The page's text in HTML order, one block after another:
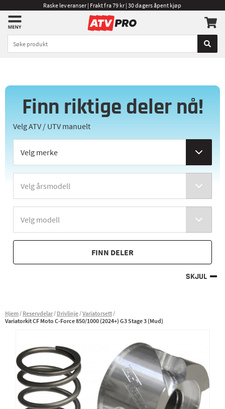
Raske leveranser | Frakt fra 79 kr | 30 dagers åpent kjøp
Finn riktige deler nå!
Velg ATV / UTV manuelt
FINN DELER
SKJUL
Hjem Reservdelar Drivlinje Variatorsett
Variatorkit CF Moto C-Force 850/1000 (2024+) G3 Stage 3 (Mud)